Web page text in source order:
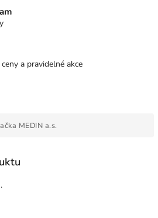
a pravidelné akce
MEDIN a.s.